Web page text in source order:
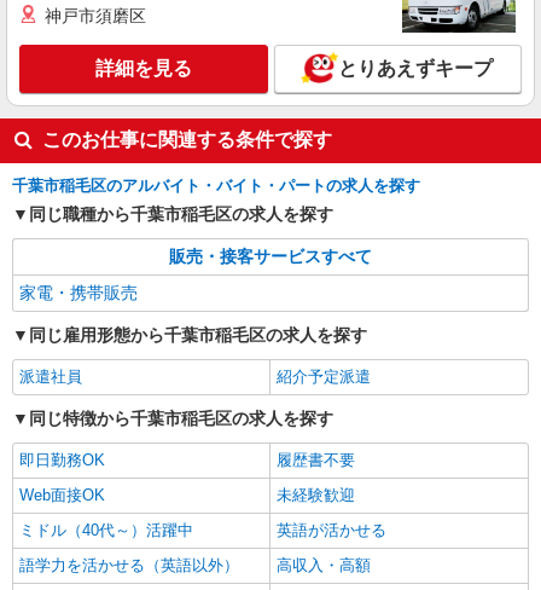
神戸市須磨区
詳細を見る とりあえずキープ
このお仕事に関連する条件で探す
千葉市稲毛区のアルバイト・バイト・パートの求人を探す
同じ職種から千葉市稲毛区の求人を探す
販売・接客サービスすべて
家電・携帯販売
同じ雇用形態から千葉市稲毛区の求人を探す
派遣社員 紹介予定派遣
同じ特徴から千葉市稲毛区の求人を探す
即日勤務OK
履歴書不要
Web面接OK
未経験歓迎
ミドル（40代～）活躍中
英語が活かせる
語学力を活かせる（英語以外）
高収入・高額